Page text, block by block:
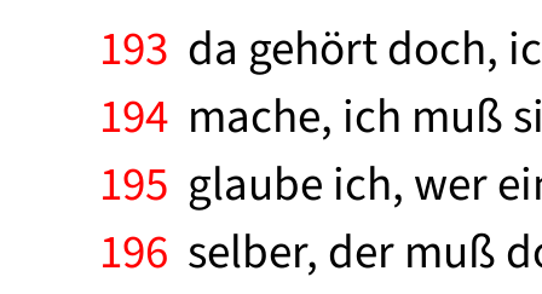
193 da gehört doch,
194 mache, ich muß
195 glaube ich, wer
196 selber, der muß